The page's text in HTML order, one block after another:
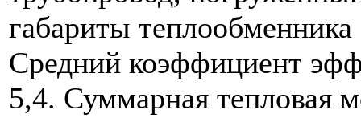
габариты
Средний коэффициент
5,4. Суммарная тепловая